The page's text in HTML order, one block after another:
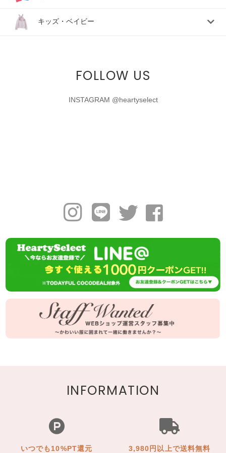
キッズ・ベイビー
FOLLOW US
INSTAGRAM @heartyselect
INFORMATION
いつでも10%PT還元 3,980円以上で送料無料